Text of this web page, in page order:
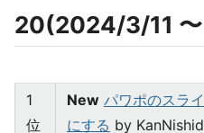
20(2024/3/11
1
位
New パワポのスラ
にする by